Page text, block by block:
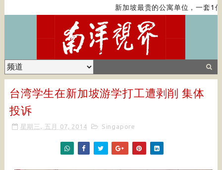
新加坡最贵的公寓单位，一套1
台湾学生在新加坡游学打工遭剥削 集体
投诉
星期三, 五月 07, 2014 Singapore